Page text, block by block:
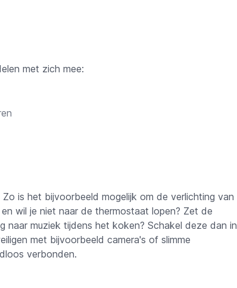
met zich mee:
is het bijvoorbeeld mogelijk om de verlichting van
wil je niet naar de thermostaat lopen? Zet de
naar muziek tijdens het koken? Schakel deze dan in
met bijvoorbeeld camera's of slimme
verbonden.